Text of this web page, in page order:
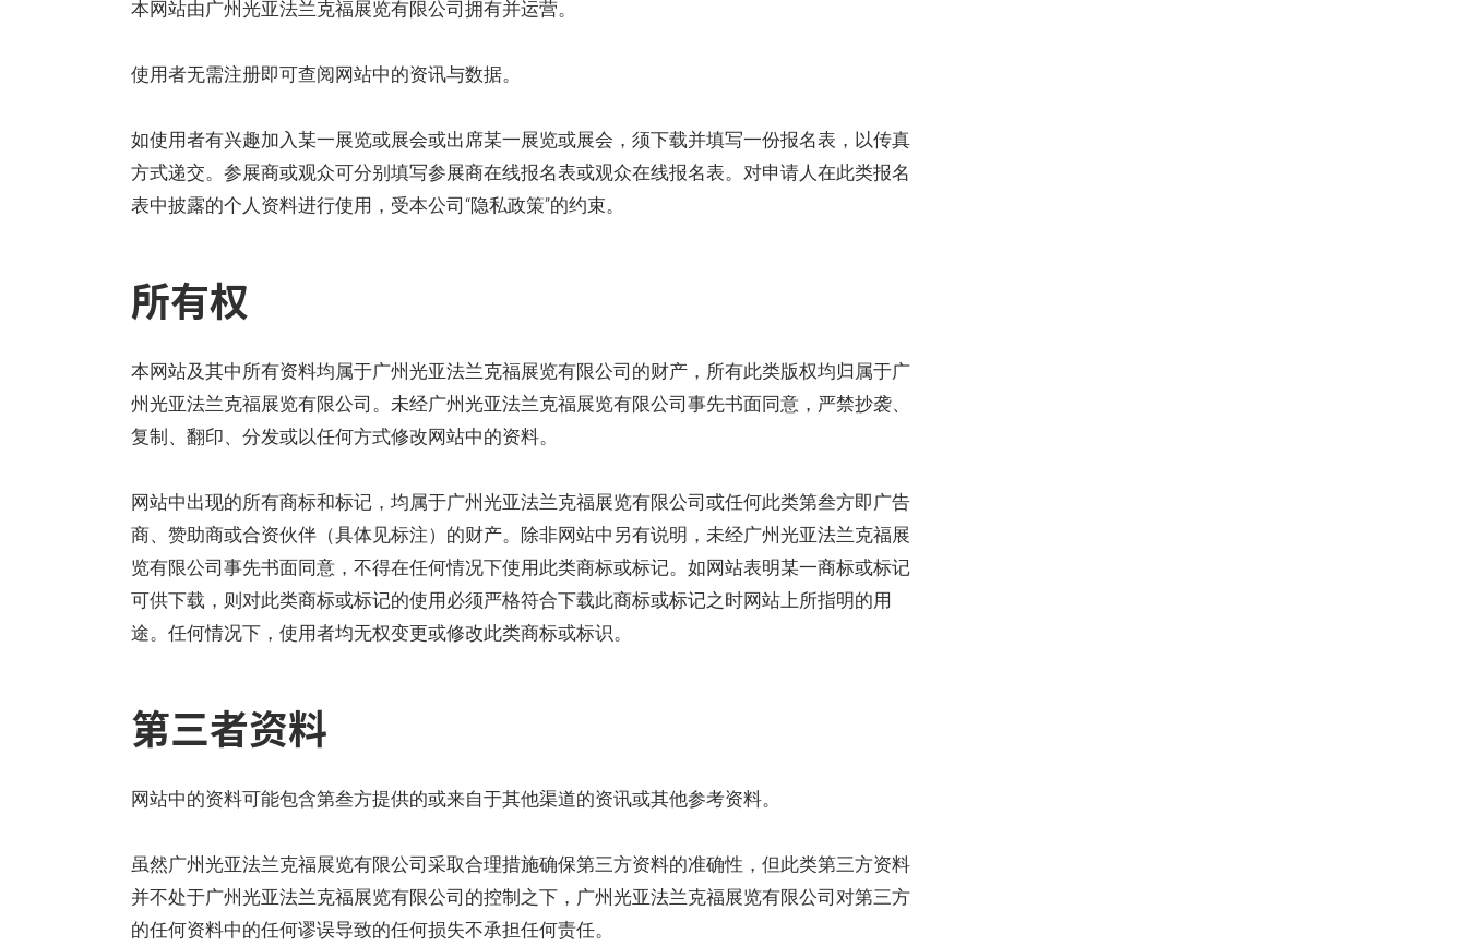
本网站由广州光亚法兰克福展览有限公司拥有并运营。
使用者无需注册即可查阅网站中的资讯与数据。
如使用者有兴趣加入某一展览或展会或出席某一展览或展会，须下载并填写一份报名表，以传真
方式递交。参展商或观众可分别填写参展商在线报名表或观众在线报名表。对申请人在此类报名
表中披露的个人资料进行使用，受本公司“隐私政策”的约束。
所有权
本网站及其中所有资料均属于广州光亚法兰克福展览有限公司的财产，所有此类版权均归属于广
州光亚法兰克福展览有限公司。未经广州光亚法兰克福展览有限公司事先书面同意，严禁抄袭、
复制、翻印、分发或以任何方式修改网站中的资料。
网站中出现的所有商标和标记，均属于广州光亚法兰克福展览有限公司或任何此类第叁方即广告
商、赞助商或合资伙伴（具体见标注）的财产。除非网站中另有说明，未经广州光亚法兰克福展
览有限公司事先书面同意，不得在任何情况下使用此类商标或标记。如网站表明某一商标或标记
可供下载，则对此类商标或标记的使用必须严格符合下载此商标或标记之时网站上所指明的用
途。任何情况下，使用者均无权变更或修改此类商标或标识。
第三者资料
网站中的资料可能包含第叁方提供的或来自于其他渠道的资讯或其他参考资料。
虽然广州光亚法兰克福展览有限公司采取合理措施确保第三方资料的准确性，但此类第三方资料
并不处于广州光亚法兰克福展览有限公司的控制之下，广州光亚法兰克福展览有限公司对第三方
的任何资料中的任何谬误导致的任何损失不承担任何责任。